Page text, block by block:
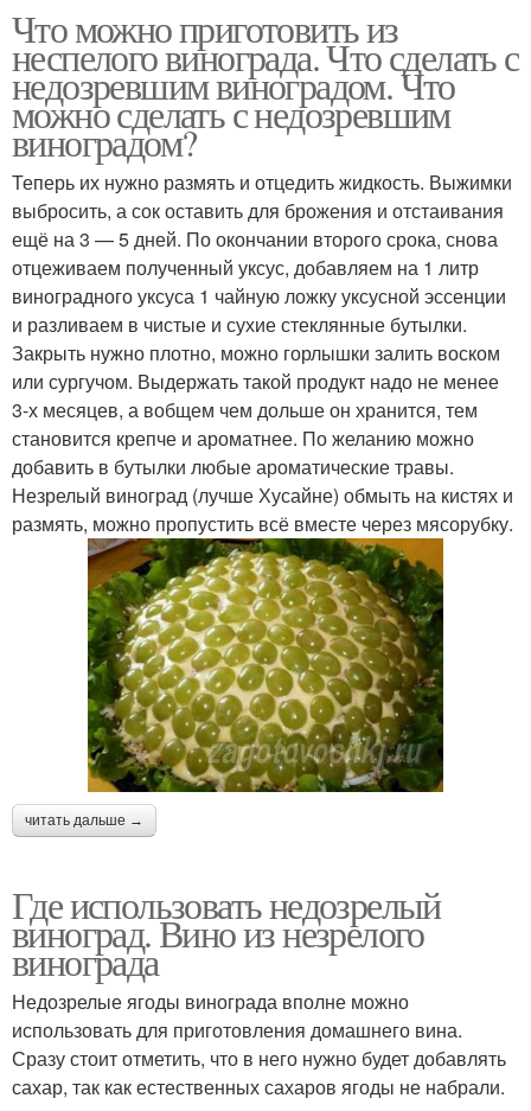
Что можно приготовить из
неспелого винограда. Что сделать с
недозревшим виноградом. Что
можно сделать с недозревшим
виноградом?
Теперь их нужно размять и отцедить жидкость. Выжимки
выбросить, а сок оставить для брожения и отстаивания
ещё на 3 — 5 дней. По окончании второго срока, снова
отцеживаем полученный уксус, добавляем на 1 литр
виноградного уксуса 1 чайную ложку уксусной эссенции
и разливаем в чистые и сухие стеклянные бутылки.
Закрыть нужно плотно, можно горлышки залить воском
или сургучом. Выдержать такой продукт надо не менее
3-х месяцев, а вобщем чем дольше он хранится, тем
становится крепче и ароматнее. По желанию можно
добавить в бутылки любые ароматические травы.
Незрелый виноград (лучше Хусайне) обмыть на кистях и
размять, можно пропустить всё вместе через мясорубку.
читать дальше →
Где использовать недозрелый
виноград. Вино из незрелого
винограда
Недозрелые ягоды винограда вполне можно
использовать для приготовления домашнего вина.
Сразу стоит отметить, что в него нужно будет добавлять
сахар, так как естественных сахаров ягоды не набрали.